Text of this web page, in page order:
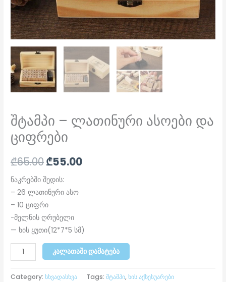
შტამპი – ლათინური ასოები და
ციფრები
₾65.00₾55.00
ნაკრებში შედის:
– 26 ლათინური ასო
– 10 ციფრი
-მელნის ღრუბელი
— ხის ყუთი(12*7*5 სმ)
ᲙᲐᲚᲐᲗᲐᲨᲘ ᲓᲐᲛᲐᲢᲔᲑᲐ
Category:სხვადასხვა Tags:შტამპი,ხის აქსესუარები